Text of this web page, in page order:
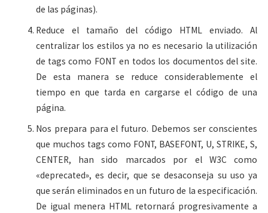
de las páginas).
Reduce el tamaño del código HTML enviado. Al
centralizar los estilos ya no es necesario la utilización
de tags como FONT en todos los documentos del site.
De esta manera se reduce considerablemente el
tiempo en que tarda en cargarse el código de una
página.
Nos prepara para el futuro. Debemos ser conscientes
que muchos tags como FONT, BASEFONT, U, STRIKE, S,
CENTER, han sido marcados por el W3C como
«deprecated», es decir, que se desaconseja su uso ya
que serán eliminados en un futuro de la especificación.
De igual menera HTML retornará progresivamente a